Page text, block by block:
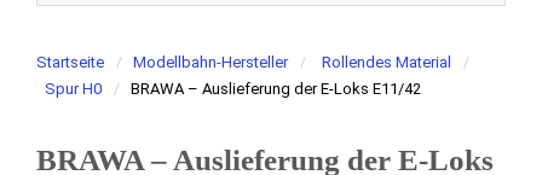
Startseite Modellbahn-Hersteller
Rollendes Material
Spur H0
BRAWA – Auslieferung der E-Loks E11/42
BRAWA – Auslieferung der E-Loks